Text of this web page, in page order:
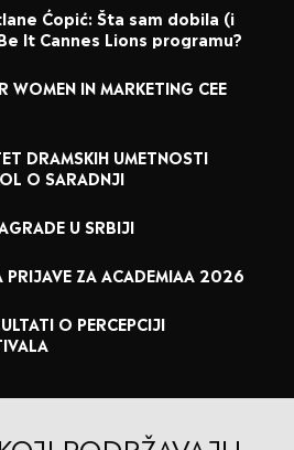
Ćopić: Šta sam dobila (i
It Cannes Lions programu?
WOMEN IN MARKETING CEE
DRAMSKIH UMETNOSTI
O SARADNJI
U SRBIJI
PRIJAVE ZA ACADEMIAA 2026
O PERCEPCIJI